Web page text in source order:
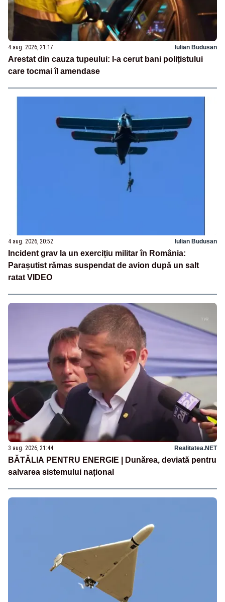
4 aug. 2026, 21:17 Iulian Budusan
Arestat din cauza tupeului: I-a cerut bani polițistului
care tocmai îl amendase
4 aug. 2026, 20:52 Iulian Budusan
Incident grav la un exercițiu militar în România:
Parașutist rămas suspendat de avion după un salt
ratat VIDEO
3 aug. 2026, 21:44 Realitatea.NET
BĂTĂLIA PENTRU ENERGIE | Dunărea, deviată pentru
salvarea sistemului național